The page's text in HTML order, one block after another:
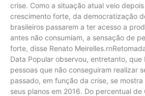
crise. Como a situação atual veio
crescimento forte, da democratização
brasileiros passarem a ter acesso a
antes não consumiam, a sensação de
forte, disse Renato
Data Popular observou, entretanto,
pessoas que não conseguiram realizar
passado, em função da crise, se
seus planos em 2016. Do percentual de